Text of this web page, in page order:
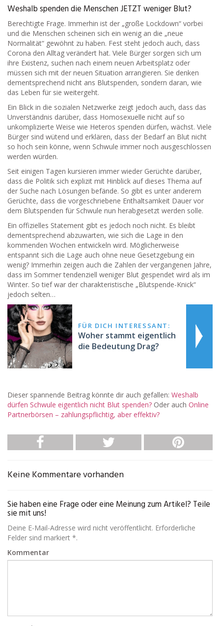
Weshalb spenden die Menschen JETZT weniger Blut?
Berechtigte Frage. Immerhin ist der „große Lockdown“ vorbei
und die Menschen scheinen sich ein wenig an die „neue
Normalität“ gewöhnt zu haben. Fest steht jedoch auch, dass
Corona den Alltag verändert hat. Viele Bürger sorgen sich um
ihre Existenz, suchen nach einem neuen Arbeitsplatz oder
müssen sich mit der neuen Situation arrangieren. Sie denken
dementsprechend nicht ans Blutspenden, sondern daran, wie
das Leben für sie weitergeht.
Ein Blick in die sozialen Netzwerke zeigt jedoch auch, dass das
Unverständnis darüber, dass Homosexuelle nicht auf so
unkomplizierte Weise wie Heteros spenden dürfen, wächst. Viele
Bürger sind wütend und erklären, dass der Bedarf an Blut nicht
so hoch sein könne, wenn Schwule immer noch ausgeschlossen
werden würden.
Seit einigen Tagen kursieren immer wieder Gerüchte darüber,
dass die Politik sich explizit mit Hinblick auf dieses Thema auf
der Suche nach Lösungen befände. So gibt es unter anderem
Gerüchte, dass die vorgeschriebene Enthaltsamkeit Dauer vor
dem Blutspenden für Schwule nun herabgesetzt werden solle.
Ein offizielles Statement gibt es jedoch noch nicht. Es bleibt
dementsprechend abzuwarten, wie sich die Lage in den
kommenden Wochen entwickeln wird. Möglicherweise
entspannt sich die Lage auch ohne neue Gesetzgebung ein
wenig? Immerhin zeigen auch die Zahlen der vergangenen Jahre,
dass im Sommer tendenziell weniger Blut gespendet wird als im
Winter. So tief war der charakteristische „Blutspende-Knick“
jedoch selten…
FÜR DICH INTERESSANT:
Woher stammt eigentlich
die Bedeutung Drag?
Dieser spannende Beitrag könnte dir auch gefallen: Weshalb
dürfen Schwule eigentlich nicht Blut spenden? Oder auch Online
Partnerbörsen – zahlungspflichtig, aber effektiv?
Keine Kommentare vorhanden
Sie haben eine Frage oder eine Meinung zum Artikel? Teile
sie mit uns!
Deine E-Mail-Adresse wird nicht veröffentlicht. Erforderliche
Felder sind markiert *.
Kommentar